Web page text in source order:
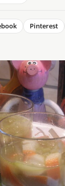
Pinterest